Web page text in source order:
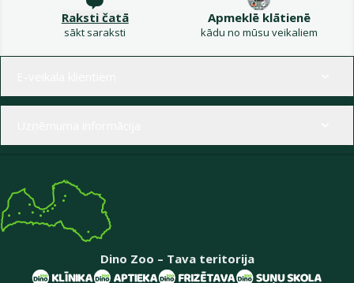
Raksti čatā
sākt saraksti
Apmeklē klātienē
kādu no mūsu veikaliem
Dino Zoo – Tava teritorija